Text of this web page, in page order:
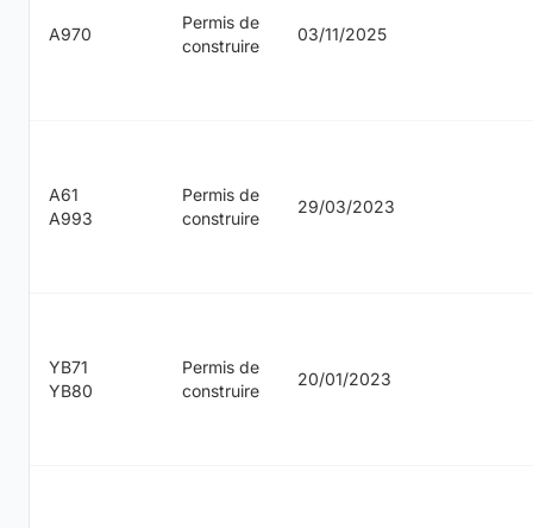
A970
Permis de
construire
03/11/2025
A61
A993
Permis de
construire
29/03/2023
YB71
YB80
Permis de
construire
20/01/2023